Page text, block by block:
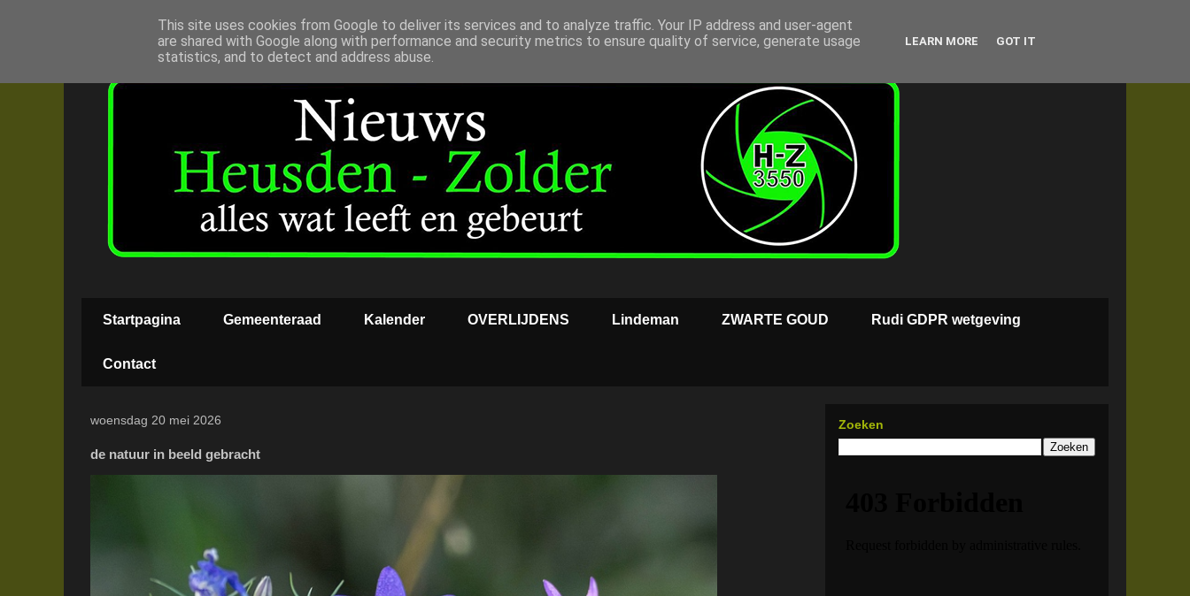
Startpagina Gemeenteraad Kalender OVERLIJDENS Lindeman ZWARTE GOUD Rudi GDPR wetgeving
Contact
woensdag 20 mei 2026
de natuur in beeld gebracht
Zoeken
This site uses cookies from Google to deliver its services and to analyze traffic. Your IP address and user-agent
are shared with Google along with performance and security metrics to ensure quality of service, generate usage
statistics, and to detect and address abuse.
LEARN MORE GOT IT